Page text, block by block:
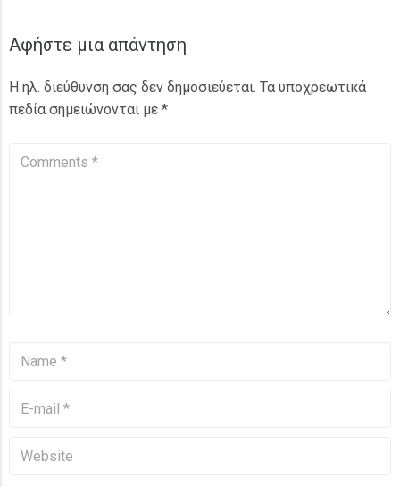
Αφήστε μια απάντηση
Η ηλ. διεύθυνση σας δεν δημοσιεύεται. Τα υποχρεωτικά
πεδία σημειώνονται με *